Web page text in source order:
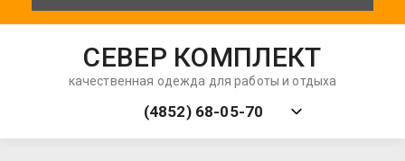
СЕВЕР КОМПЛЕКТ
качественная одежда для работы и отдыха
(4852) 68-05-70